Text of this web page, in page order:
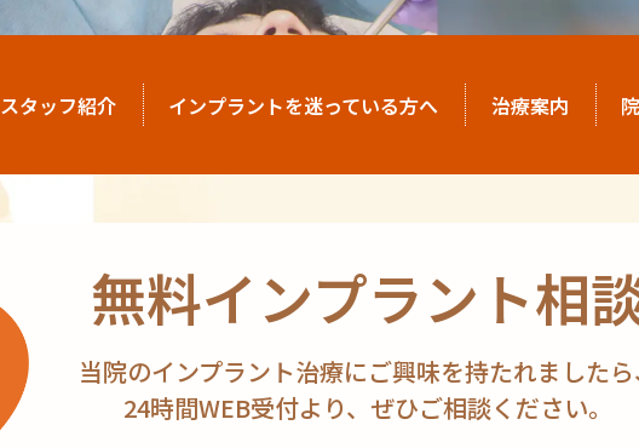
スタッフ紹介 インプラントを迷っている方へ 治療案内
無料インプラント相
当院のインプラント治療にご興味を持たれました
24時間WEB受付より、ぜひご相談ください。